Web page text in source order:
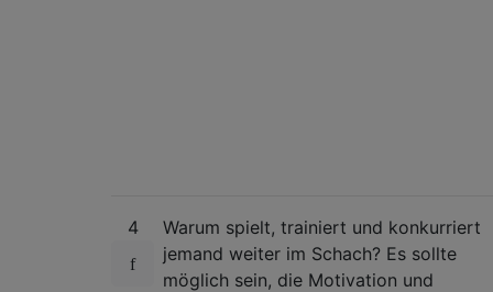
4
Warum spielt, trainiert und konkurriert
jemand weiter im Schach? Es sollte
möglich sein, die Motivation und